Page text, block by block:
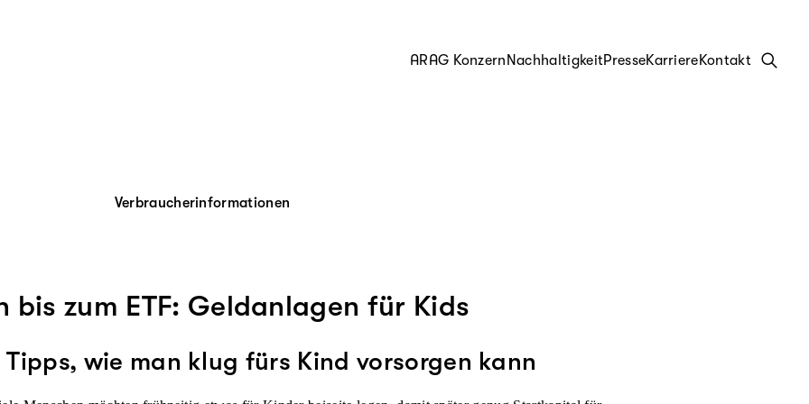
ARAG Konzern NachhaltigkeitPresseKarriereKontakt
Verbraucherinformationen
bis zum ETF: Geldanlagen für Kids
Tipps, wie man klug fürs Kind vorsorgen kann